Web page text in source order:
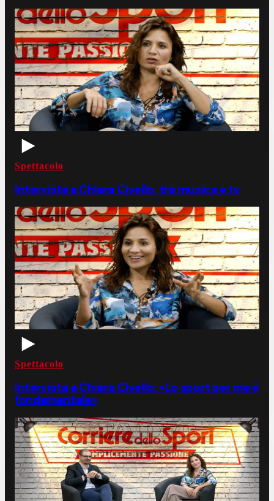
Spettacolo
Intervista a Chiara Civello, tra musica e tv
Spettacolo
Intervista a Chiara Civello: «Lo sport per me è
fondamentale»